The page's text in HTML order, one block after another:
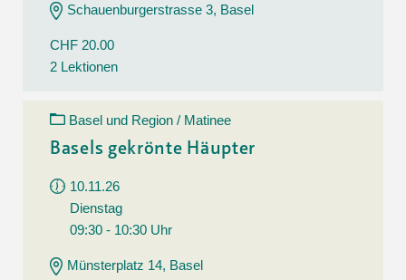
Schauenburgerstrasse 3, Basel
CHF 20.00
2 Lektionen
Basel und Region / Matinee
Basels gekrönte Häupter
10.11.26
Dienstag
09:30 - 10:30 Uhr
Münsterplatz 14, Basel